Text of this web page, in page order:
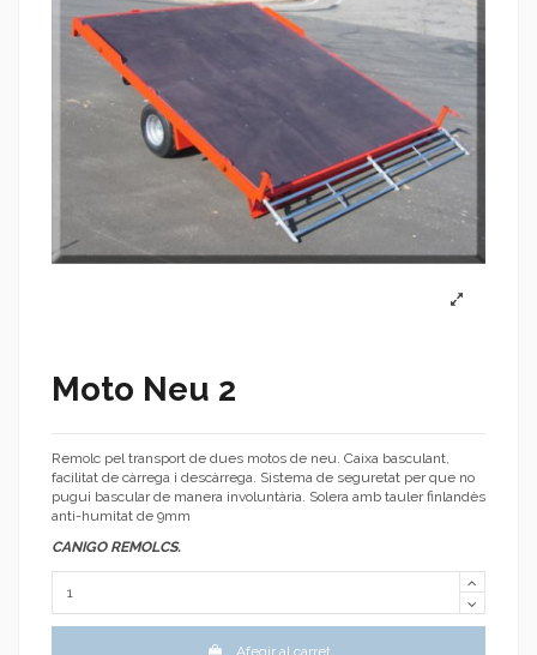
Moto Neu 2
Remolc pel transport de dues motos de neu. Caixa basculant,
facilitat de càrrega i descàrrega. Sistema de seguretat per que no
pugui bascular de manera involuntària. Solera amb tauler finlandès
anti-humitat de 9mm
CANIGO REMOLCS.
Afegir al carret